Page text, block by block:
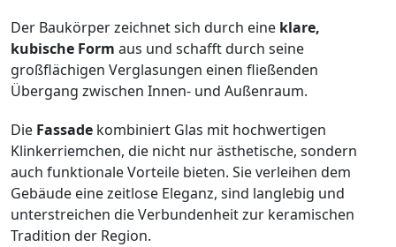
Der Baukörper zeichnet sich durch eine klare,
kubische Form aus und schafft durch seine
großflächigen Verglasungen einen fließenden
Übergang zwischen Innen- und Außenraum.
Die Fassade kombiniert Glas mit hochwertigen
Klinkerriemchen, die nicht nur ästhetische, sondern
auch funktionale Vorteile bieten. Sie verleihen dem
Gebäude eine zeitlose Eleganz, sind langlebig und
unterstreichen die Verbundenheit zur keramischen
Tradition der Region.